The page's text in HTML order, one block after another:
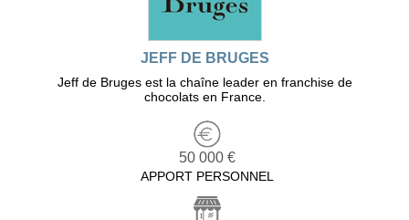
JEFF DE BRUGES
Jeff de Bruges est la chaîne leader en franchise de
chocolats en France.
50 000 €
APPORT PERSONNEL